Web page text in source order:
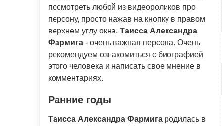
посмотреть любой из видеороликов про
персону, просто нажав на кнопку в правом
верхнем углу окна. Таисса Александра
Фармига - очень важная персона. Очень
рекомендуем ознакомиться с биографией
этого человека и написать свое мнение в
комментариях.
Ранние годы
Таисса Александра Фармига родилась в